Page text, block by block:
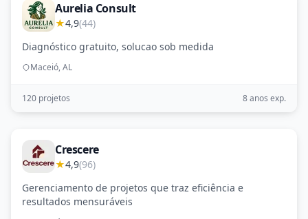
Aurelia Consult
★4,9(44)
Diagnóstico gratuito, solucao sob medida
Maceió, AL
120 projetos 8 anos exp.
Crescere
★4,9(96)
Gerenciamento de projetos que traz eficiência e
resultados mensuráveis